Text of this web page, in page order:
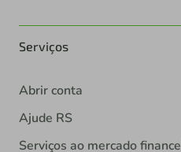
Serviços
Abrir conta
Ajude RS
Serviços ao mercado